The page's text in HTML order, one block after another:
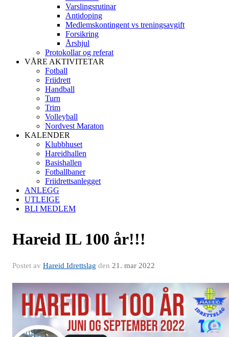
Varslingsrutinar
Antidoping
Medlemskontingent vs treningsavgift
Forsikring
Årshjul
Protokollar og referat
VÅRE AKTIVITETAR
Fotball
Friidrett
Handball
Turn
Trim
Volleyball
Nordvest Maraton
KALENDER
Klubbhuset
Hareidhallen
Basishallen
Fotballbaner
Friidrettsanlegget
ANLEGG
UTLEIGE
BLI MEDLEM
Hareid IL 100 år!!!
Postet av Hareid Idrettslag den 21. mar 2022